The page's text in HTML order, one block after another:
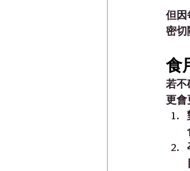
但因
密切
食
若不
更會